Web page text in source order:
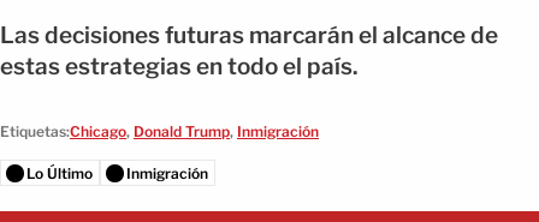
Las decisiones futuras marcarán el alcance de
estas estrategias en todo el país.
Etiquetas:Chicago, Donald Trump, Inmigración
Lo Último Inmigración